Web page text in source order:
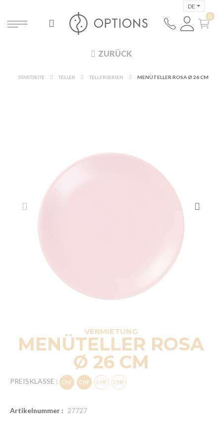
DE
ZURÜCK
STARTSEITE TELLER TELLERSERIEN MENÜTELLER ROSA Ø 26 CM
VERMIETUNG
MENÜTELLER ROSA
Ø 26 CM
PREISKLASSE :
Artikelnummer : 27727